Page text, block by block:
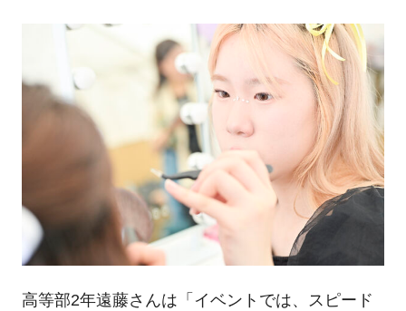
高等部2年遠藤さんは「イベントでは、スピード